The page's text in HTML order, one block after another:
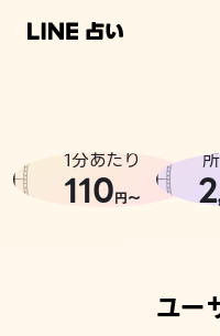
相談事例
1分あたり
110円〜 2,
ユー